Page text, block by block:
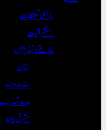
باہمی تعلقات
استشراقیت
علاقے و تہذیبیں
ستان
سندھ و ہند
بدھ تہذیب
مشرق بعید